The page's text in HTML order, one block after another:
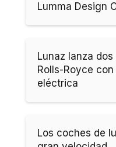
Lumma Design
Lunaz lanza
Rolls-Royce
eléctrica
Los coches de